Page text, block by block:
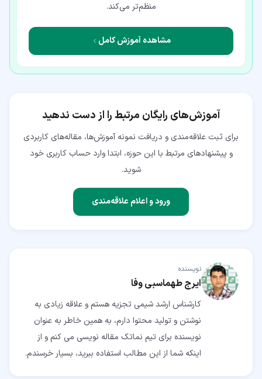
منظم‌تر می‌کند.
مشاهده آموزش کامل
آموزش‌های رایگان مرتبط را از دست ندهید
برای ثبت علاقه‌مندی و دریافت نمونه آموزش‌ها، مقاله‌های کاربردی
و پیشنهادهای مرتبط با این حوزه، ابتدا وارد حساب کاربری خود
شوید.
ورود و اعلام علاقه‌مندی
نویسنده
ایرج طهماسبی وفا
کارشناس ارشد شیمی تجزیه هستم و علاقه زیادی به
نوشتن و تولید محتوا دارم، به همین خاطر به عنوان
نویسنده برای تیم نماتک مقاله نویسی می کنم و از
اینکه شما از این مطالب استفاده ببرید، بسیار خرسندم.